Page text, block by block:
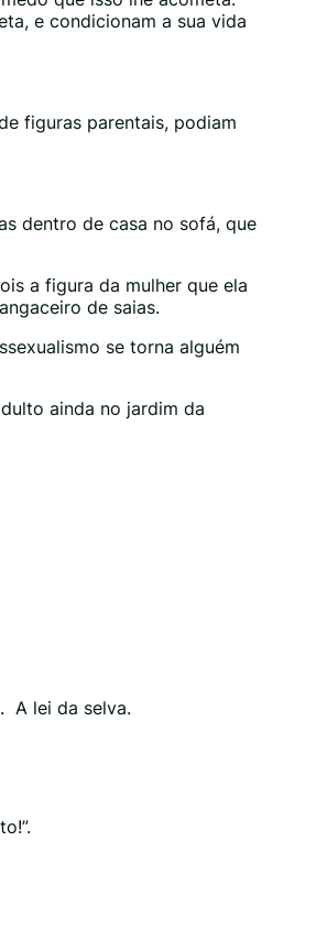
e condicionam a sua vida
figuras parentais, podiam
dentro de casa no sofá, que
a figura da mulher que ela
de saias.
se torna alguém
ainda no jardim da
A lei da selva.